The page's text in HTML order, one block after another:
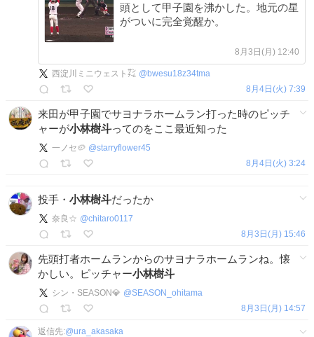
頭として甲子園を沸かした。地元の星
がついに完全覚醒か。
8月3日(月) 12:40
西淀川ミニウェスト㌠ @bwesu18z34tma
8月4日(火) 7:39
来田が甲子園でサヨナラホームラン打った時のピッチ
ャーが小林樹斗ってのをここ最近知った
一ノセ🥔 @starryflower45
8月4日(火) 3:24
投手・ 小林樹斗だったか
奈良☆ @chitaro0117
8月3日(月) 15:46
先頭打者ホームランからのサヨナラホームランね。懐
かしい。ピッチャー小林樹斗
シン・SEASON💎 @SEASON_ohitama
8月3日(月) 14:57
返信先:@ura_akasaka